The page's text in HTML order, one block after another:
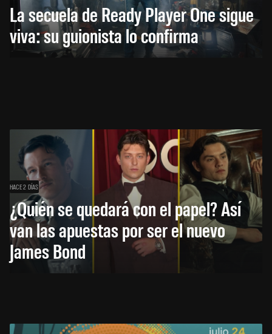
La secuela de Ready Player One sigue
viva: su guionista lo confirma
HACE 2 DÍAS
¿Quién se quedará con el papel? Así
van las apuestas por ser el nuevo
James Bond